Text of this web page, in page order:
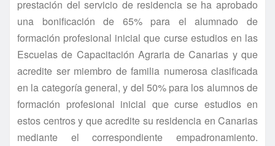
prestación del servicio de residencia se ha aprobado
una bonificación de 65% para el alumnado de
formación profesional inicial que curse estudios en las
Escuelas de Capacitación Agraria de Canarias y que
acredite ser miembro de familia numerosa clasificada
en la categoría general, y del 50% para los alumnos de
formación profesional inicial que curse estudios en
estos centros y que acredite su residencia en Canarias
mediante el correspondiente empadronamiento.